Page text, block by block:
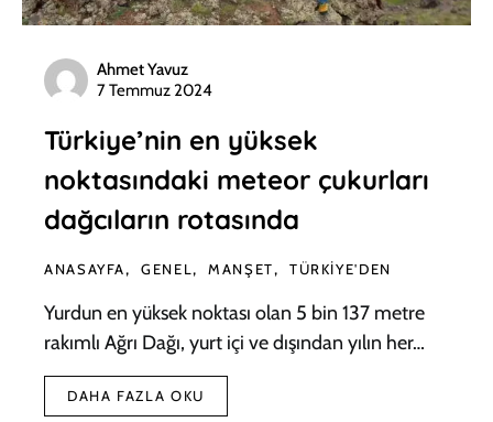
Ahmet Yavuz
7 Temmuz 2024
Türkiye’nin en yüksek
noktasındaki meteor çukurları
dağcıların rotasında
ANASAYFA GENEL MANŞET TÜRKIYE'DEN
Yurdun en yüksek noktası olan 5 bin 137 metre
rakımlı Ağrı Dağı, yurt içi ve dışından yılın her…
DAHA FAZLA OKU